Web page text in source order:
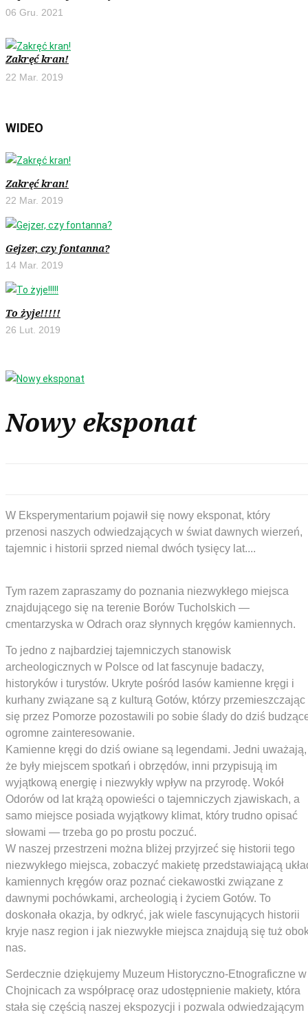
06 Gru. 2021
Zakręć kran!
22 Mar. 2019
WIDEO
Zakręć kran!
22 Mar. 2019
Gejzer, czy fontanna?
14 Mar. 2019
To żyje!!!!!
26 Lut. 2019
Nowy eksponat
W Eksperymentarium pojawił się nowy eksponat, który
przenosi naszych odwiedzających w świat dawnych wierzeń,
tajemnic i historii sprzed niemal dwóch tysięcy
Tym razem zapraszamy do poznania niezwykłego miejsca
znajdującego się na terenie Borów Tucholskich —
cmentarzyska w Odrach oraz słynnych kręgów kamiennych.
To jedno z najbardziej tajemniczych stanowisk
archeologicznych w Polsce od lat fascynuje badaczy,
historyków i turystów. Ukryte pośród lasów kamienne kręgi i
kurhany związane są z kulturą Gotów, którzy przemieszczając
się przez Pomorze pozostawili po sobie ślady do dziś
ogromne zainteresowanie.
Kamienne kręgi do dziś owiane są legendami. Jedni uważają,
że były miejscem spotkań i obrzędów, inni przypisują im
wyjątkową energię i niezwykły wpływ na przyrodę. Wokół
Odorów od lat krążą opowieści o tajemniczych zjawiskach, a
samo miejsce posiada wyjątkowy klimat, który trudno opisać
słowami — trzeba go po prostu poczuć.
W naszej przestrzeni można bliżej przyjrzeć się historii tego
niezwykłego miejsca, zobaczyć makietę przedstawiającą
kamiennych kręgów oraz poznać ciekawostki związane z
dawnymi pochówkami, archeologią i życiem Gotów. To
doskonała okazja, by odkryć, jak wiele fascynujących historii
kryje nasz region i jak niezwykłe miejsca znajdują się tuż
nas.
Serdecznie dziękujemy Muzeum Historyczno-Etnograficzne w
Chojnicach za współpracę oraz udostępnienie makiety, która
stała się częścią naszej ekspozycji i pozwala odwiedzającym